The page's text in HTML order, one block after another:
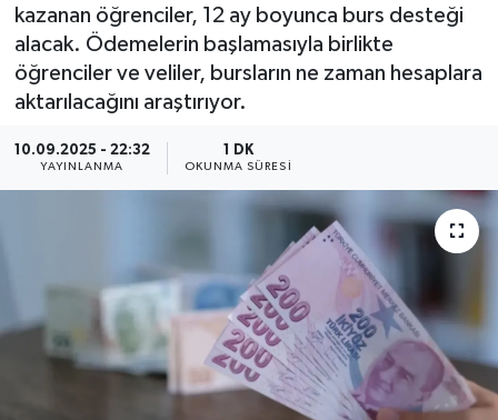
kazanan öğrenciler, 12 ay boyunca burs desteği
alacak. Ödemelerin başlamasıyla birlikte
öğrenciler ve veliler, bursların ne zaman hesaplara
aktarılacağını araştırıyor.
10.09.2025 - 22:32
YAYINLANMA
1 DK
OKUNMA SÜRESI
EĞİTİM
GENEL
KÜLTÜR SANAT
MAGAZİN
Son Dakika Haberleri
Haber Arşivi